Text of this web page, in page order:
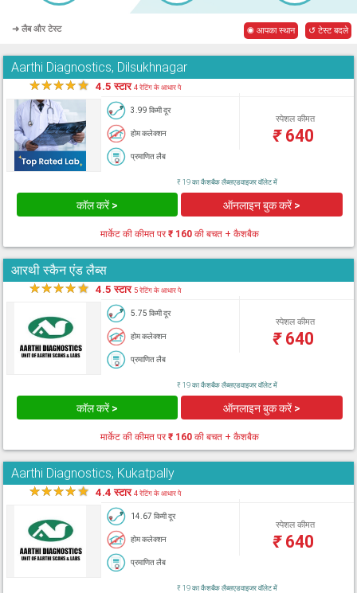
➜ लैब और टेस्ट ◉ आपका स्थान ↺ टेस्ट बदले
Aarthi Diagnostics, Dilsukhnagar
★★★★★ 4.5 स्टार4 रेटिंग के आधार पे
3.99 किमी दूर
होम कलेक्शन
प्रमाणित लैब
स्पेशल कीमत
₹640
₹ 19 का कैशबैक लैब्सएडवाइजर वॉलेट में
कॉल करें > ऑनलाइन बुक करें >
मार्केट की कीमत पर₹ 160की बचत + कैशबैक
आरथी स्कैन एंड लैब्स
★★★★★ 4.5 स्टार5 रेटिंग के आधार पे
5.75 किमी दूर
होम कलेक्शन
प्रमाणित लैब
स्पेशल कीमत
₹640
₹ 19 का कैशबैक लैब्सएडवाइजर वॉलेट में
कॉल करें > ऑनलाइन बुक करें >
मार्केट की कीमत पर₹ 160की बचत + कैशबैक
Aarthi Diagnostics, Kukatpally
★★★★★ 4.4 स्टार4 रेटिंग के आधार पे
14.67 किमी दूर
होम कलेक्शन
प्रमाणित लैब
स्पेशल कीमत
₹640
₹ 19 का कैशबैक लैब्सएडवाइजर वॉलेट में